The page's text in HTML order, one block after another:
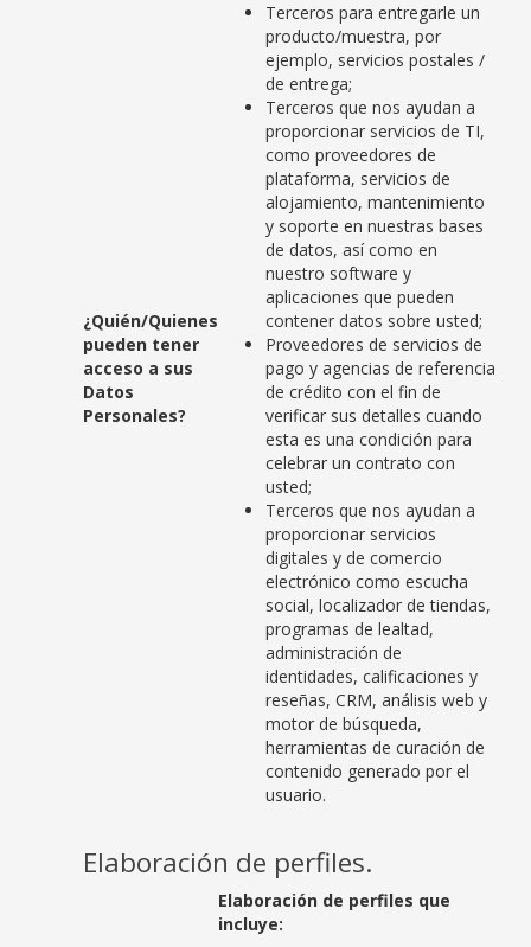
¿Quién/Quienes
pueden tener
acceso a sus
Datos
Personales?
Terceros para entregarle un
producto/muestra, por
ejemplo, servicios postales /
de entrega;
Terceros que nos ayudan a
proporcionar servicios de TI,
como proveedores de
plataforma, servicios de
alojamiento, mantenimiento
y soporte en nuestras bases
de datos, así como en
nuestro software y
aplicaciones que pueden
contener datos sobre usted;
Proveedores de servicios de
pago y agencias de referencia
de crédito con el fin de
verificar sus detalles cuando
esta es una condición para
celebrar un contrato con
usted;
Terceros que nos ayudan a
proporcionar servicios
digitales y de comercio
electrónico como escucha
social, localizador de tiendas,
programas de lealtad,
administración de
identidades, calificaciones y
reseñas, CRM, análisis web y
motor de búsqueda,
herramientas de curación de
contenido generado por el
usuario.
Elaboración de perfiles.
Elaboración de perfiles que
incluye: